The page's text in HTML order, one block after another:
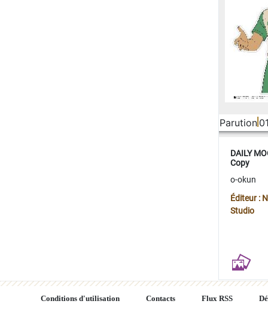
Parution
DAILY
Copy
o-okun
Éditeur :
Studio
Conditions d'utilisation Contacts Flux RSS